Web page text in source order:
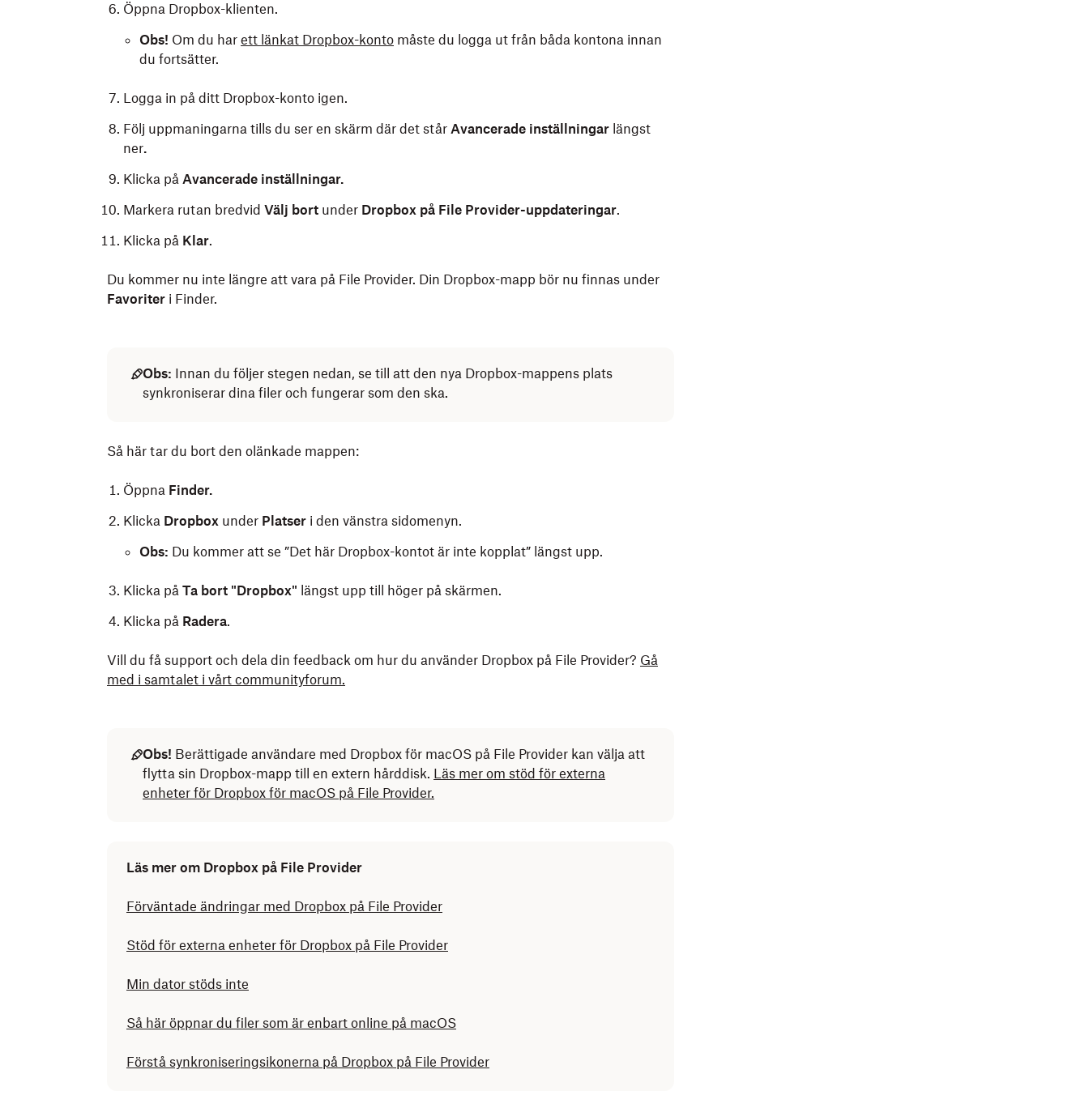
Öppna Dropbox-klienten.
Obs! Om du har ett länkat Dropbox-konto måste du logga ut från båda kontona innan
du fortsätter.
Logga in på ditt Dropbox-konto igen.
Följ uppmaningarna tills du ser en skärm där det står Avancerade inställningar längst
ner.
Klicka på Avancerade inställningar.
Markera rutan bredvid Välj bort under Dropbox på File Provider-uppdateringar.
Klicka på Klar.
Du kommer nu inte längre att vara på File Provider. Din Dropbox-mapp bör nu finnas under
Favoriter i Finder.
Obs: Innan du följer stegen nedan, se till att den nya Dropbox-mappens plats
synkroniserar dina filer och fungerar som den ska.
Så här tar du bort den olänkade mappen:
Öppna Finder.
Klicka Dropbox under Platser i den vänstra sidomenyn.
Obs: Du kommer att se ”Det här Dropbox-kontot är inte kopplat” längst upp.
Klicka på Ta bort "Dropbox" längst upp till höger på skärmen.
Klicka på Radera.
Vill du få support och dela din feedback om hur du använder Dropbox på File Provider? Gå
med i samtalet i vårt communityforum.
Obs! Berättigade användare med Dropbox för macOS på File Provider kan välja att
flytta sin Dropbox-mapp till en extern hårddisk. Läs mer om stöd för externa
enheter för Dropbox för macOS på File Provider.
Läs mer om Dropbox på File Provider
Förväntade ändringar med Dropbox på File Provider
Stöd för externa enheter för Dropbox på File Provider
Min dator stöds inte
Så här öppnar du filer som är enbart online på macOS
Förstå synkroniseringsikonerna på Dropbox på File Provider